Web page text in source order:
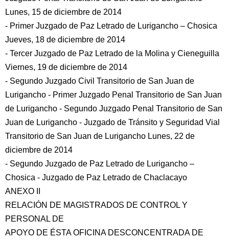
Lunes, 15 de diciembre de 2014
- Primer Juzgado de Paz Letrado de Lurigancho – Chosica
Jueves, 18 de diciembre de 2014
- Tercer Juzgado de Paz Letrado de la Molina y Cieneguilla
Viernes, 19 de diciembre de 2014
- Segundo Juzgado Civil Transitorio de San Juan de
Lurigancho - Primer Juzgado Penal Transitorio de San Juan
de Lurigancho - Segundo Juzgado Penal Transitorio de San
Juan de Lurigancho - Juzgado de Tránsito y Seguridad Vial
Transitorio de San Juan de Lurigancho Lunes, 22 de
diciembre de 2014
- Segundo Juzgado de Paz Letrado de Lurigancho –
Chosica - Juzgado de Paz Letrado de Chaclacayo
ANEXO II
RELACIÓN DE MAGISTRADOS DE CONTROL Y
PERSONAL DE
APOYO DE ÉSTA OFICINA DESCONCENTRADA DE